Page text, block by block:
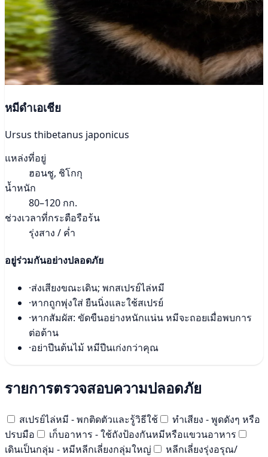
หมีดำเอเชีย
Ursus thibetanus japonicus
แหล่งที่อยู่
ฮอนชู, ชิโกกุ
น้ำหนัก
80–120 กก.
ช่วงเวลาที่กระตือรือร้น
รุ่งสาง / ค่ำ
อยู่ร่วมกันอย่างปลอดภัย
·ส่งเสียงขณะเดิน; พกสเปรย์ไล่หมี
·หากถูกพุ่งใส่ ยืนนิ่งและใช้สเปรย์
·หากสัมผัส: ขัดขืนอย่างหนักแน่น หมีจะถอยเมื่อพบการ
ต่อต้าน
·อย่าปีนต้นไม้ หมีปีนเก่งกว่าคุณ
รายการตรวจสอบความปลอดภัย
สเปรย์ไล่หมี - พกติดตัวและรู้วิธีใช้
ทำเสียง - พูดดังๆ หรือ
ปรบมือ
เก็บอาหาร - ใช้ถังป้องกันหมีหรือแขวนอาหาร
เดินเป็นกลุ่ม - หมีหลีกเลี่ยงกลุ่มใหญ่
หลีกเลี่ยงรุ่งอรุณ/